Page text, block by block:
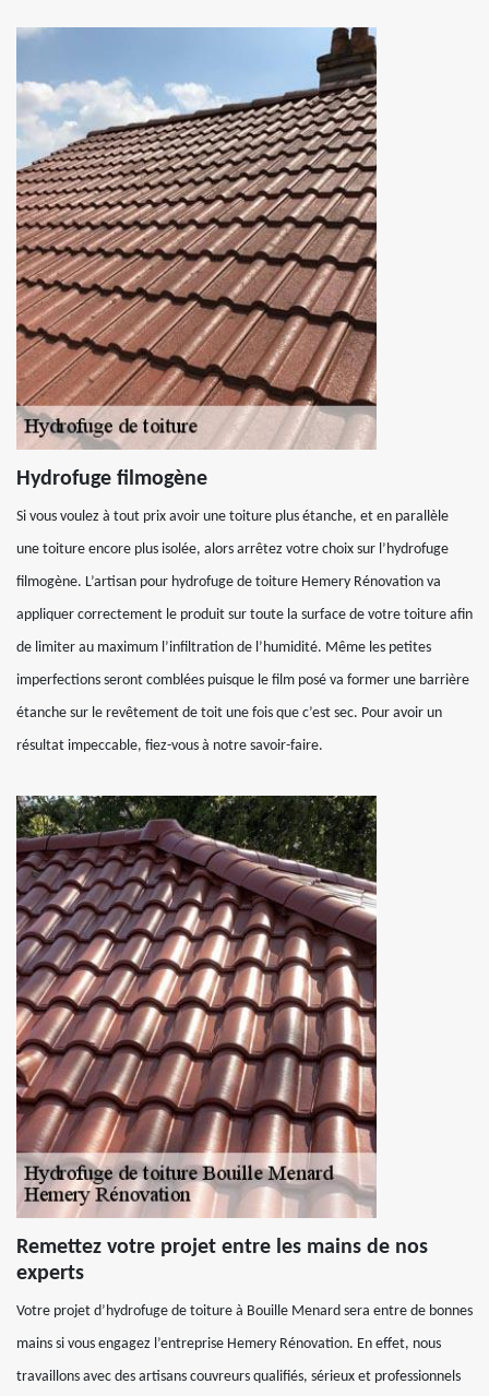
Hydrofuge filmogène
Si vous voulez à tout prix avoir une toiture plus étanche, et en parallèle
une toiture encore plus isolée, alors arrêtez votre choix sur l’hydrofuge
filmogène. L’artisan pour hydrofuge de toiture Hemery Rénovation va
appliquer correctement le produit sur toute la surface de votre toiture afin
de limiter au maximum l’infiltration de l’humidité. Même les petites
imperfections seront comblées puisque le film posé va former une barrière
étanche sur le revêtement de toit une fois que c’est sec. Pour avoir un
résultat impeccable, fiez-vous à notre savoir-faire.
Remettez votre projet entre les mains de nos
experts
Votre projet d’hydrofuge de toiture à Bouille Menard sera entre de bonnes
mains si vous engagez l’entreprise Hemery Rénovation. En effet, nous
travaillons avec des artisans couvreurs qualifiés, sérieux et professionnels